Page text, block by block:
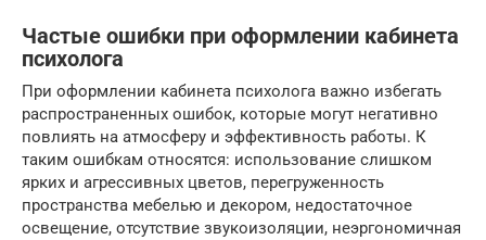
Частые ошибки при оформлении кабинета
психолога
При оформлении кабинета психолога важно избегать
распространенных ошибок, которые могут негативно
повлиять на атмосферу и эффективность работы. К
таким ошибкам относятся: использование слишком
ярких и агрессивных цветов, перегруженность
пространства мебелью и декором, недостаточное
освещение, отсутствие звукоизоляции, неэргономичная